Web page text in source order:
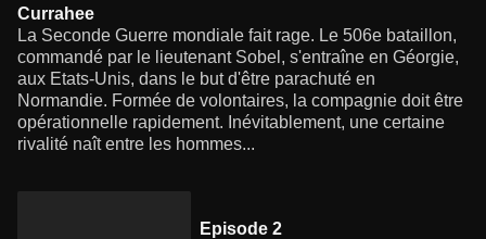
Currahee
La Seconde Guerre mondiale fait rage. Le 506e bataillon,
commandé par le lieutenant Sobel, s'entraîne en Géorgie,
aux Etats-Unis, dans le but d'être parachuté en
Normandie. Formée de volontaires, la compagnie doit être
opérationnelle rapidement. Inévitablement, une certaine
rivalité naît entre les hommes...
Episode 2